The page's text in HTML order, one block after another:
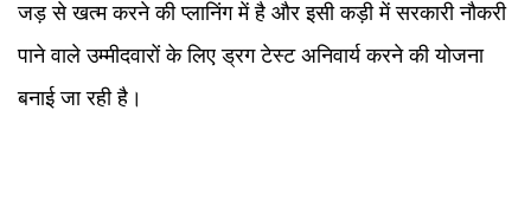
जड़ से खत्म करने की प्लानिंग में है और इसी कड़ी में सरकारी नौकरी
पाने वाले उम्मीदवारों के लिए ड्रग टेस्ट अनिवार्य करने की योजना
बनाई जा रही है।